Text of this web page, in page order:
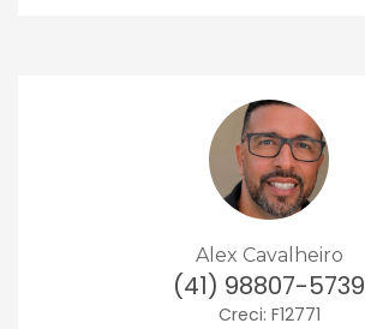
Alex Cavalheiro
(41) 98807-5739
Creci: F12771